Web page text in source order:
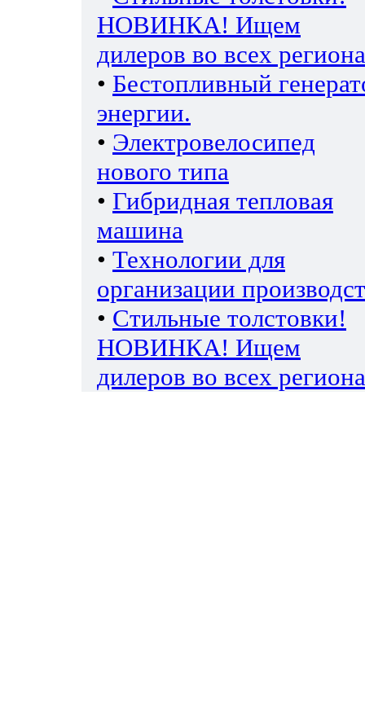
НОВИНКА! Ищем
дилеров во всех
• Бестопливный
энергии.
• Электровелосипед
нового типа
• Гибридная тепловая
машина
• Технологии для
организации
• Стильные толстовки!
НОВИНКА! Ищем
дилеров во всех